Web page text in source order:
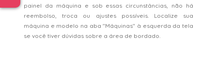
painel da máquina e sob essas circunstâncias, não há
reembolso, troca ou ajustes possíveis. Localize sua
máquina e modelo na aba "Máquinas" à esquerda da tela
se você tiver dúvidas sobre a área de bordado.